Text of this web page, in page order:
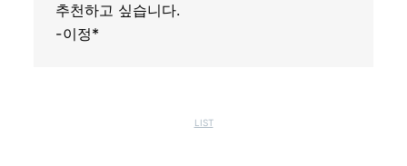
추천하고 싶습니다.
-이정*
LIST